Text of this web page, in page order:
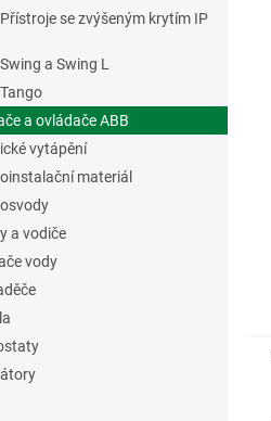
se zvýšeným krytím IP
a Swing L
a ovládače ABB
vytápění
materiál
a vodiče
vody